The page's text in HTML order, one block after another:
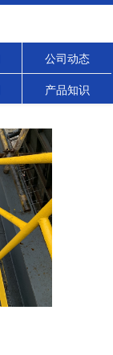
公司动态
产品知识